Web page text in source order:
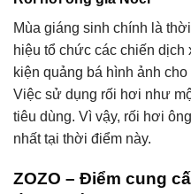
Mùa giáng sinh chính là
hiệu tổ chức các chiến
kiện quảng bá hình ảnh
Việc sử dụng rối hơi như
tiêu dùng. Vì vậy, rối hơi
nhất tại thời điểm này.
ZOZO – Điểm cung